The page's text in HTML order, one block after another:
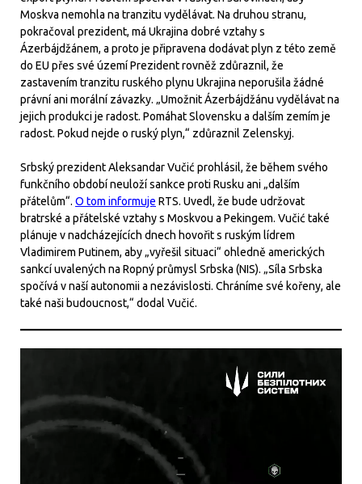
Moskva nemohla na tranzitu vydělávat. Na druhou stranu,
pokračoval prezident, má Ukrajina dobré vztahy s
Ázerbájdžánem, a proto je připravena dodávat plyn z této země
do EU přes své území Prezident rovněž zdůraznil, že
zastavením tranzitu ruského plynu Ukrajina neporušila žádné
právní ani morální závazky. „Umožnit Ázerbájdžánu vydělávat na
jejich produkci je radost. Pomáhat Slovensku a dalším zemím je
radost. Pokud nejde o ruský plyn,“ zdůraznil Zelenskyj.
Srbský prezident Aleksandar Vučić prohlásil, že během svého
funkčního období neuloží sankce proti Rusku ani „dalším
přátelům“. O tom informuje RTS. Uvedl, že bude udržovat
bratrské a přátelské vztahy s Moskvou a Pekingem. Vučić také
plánuje v nadcházejících dnech hovořit s ruským lídrem
Vladimirem Putinem, aby „vyřešil situaci“ ohledně amerických
sankcí uvalených na Ropný průmysl Srbska (NIS). „Síla Srbska
spočívá v naší autonomii a nezávislosti. Chráníme své kořeny, ale
také naši budoucnost,“ dodal Vučić.